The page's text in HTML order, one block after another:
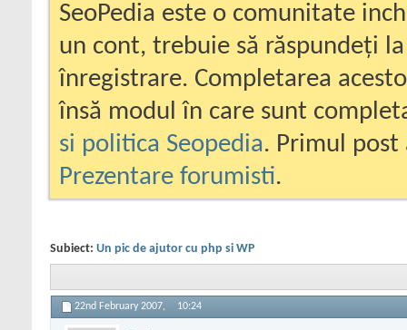
SeoPedia este o comunitate
un cont, trebuie să răspundeți
înregistrare. Completarea
însă modul în care sunt
si politica Seopedia. Primul
Prezentare forumisti.
Subiect: Un pic de ajutor cu php si WP
22nd February 2007, 10:24